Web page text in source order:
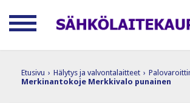
Etusivu › Hälytys ja valvontalaitteet ›
Merkinantokoje Merkkivalo punainen